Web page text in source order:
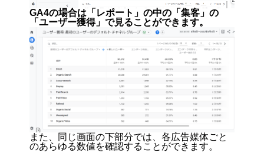
GA4の場合は「レポート」の中の「集客」の
「ユーザー獲得」で見ることができます。
また、同じ画面の下部分では、各広告媒体ごと
のあらゆる数値を確認することができます。